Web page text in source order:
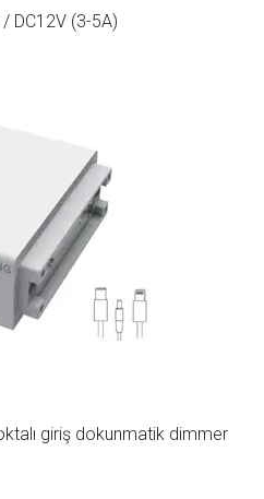
/ DC12V (3-5A)
giriş dokunmatik dimmer